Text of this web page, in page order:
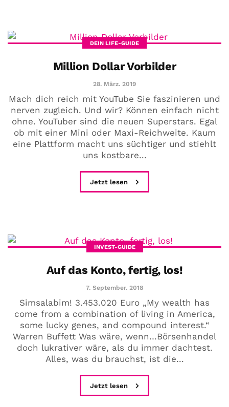
DEIN LIFE-GUIDE
Million Dollar Vorbilder
28. März. 2019
Mach dich reich mit YouTube Sie faszinieren und
nerven zugleich. Und wir? Können einfach nicht
ohne. YouTuber sind die neuen Superstars. Egal
ob mit einer Mini oder Maxi-Reichweite. Kaum
eine Plattform macht uns süchtiger und stiehlt
uns kostbare...
Jetzt lesen
INVEST-GUIDE
Auf das Konto, fertig, los!
7. September. 2018
Simsalabim! 3.453.020 Euro „My wealth has
come from a combination of living in America,
some lucky genes, and compound interest.“
Warren Buffett Was wäre, wenn…Börsenhandel
doch lukrativer wäre, als du immer dachtest.
Alles, was du brauchst, ist die...
Jetzt lesen